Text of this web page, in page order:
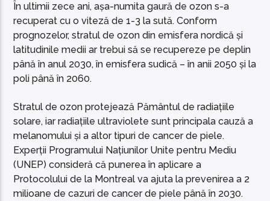
În ultimii zece ani, așa-numita gaură de ozon s-a
recuperat cu o viteză de 1-3 la sută. Conform
prognozelor, stratul de ozon din emisfera nordică și
latitudinile medii ar trebui să se recupereze pe deplin
până în anul 2030, în emisfera sudică – în anii 2050 și la
poli până în 2060.
Stratul de ozon protejează Pământul de radiațiile
solare, iar radiațiile ultraviolete sunt principala cauză a
melanomului și a altor tipuri de cancer de piele.
Experții Programului Națiunilor Unite pentru Mediu
(UNEP) consideră că punerea în aplicare a
Protocolului de la Montreal va ajuta la prevenirea a 2
milioane de cazuri de cancer de piele până în 2030.